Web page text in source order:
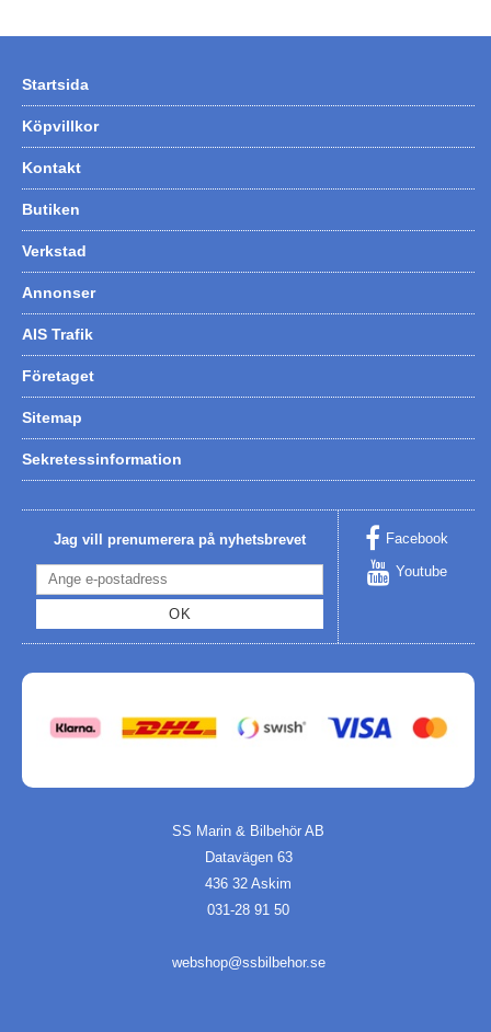
Startsida
Köpvillkor
Kontakt
Butiken
Verkstad
Annonser
AIS Trafik
Företaget
Sitemap
Sekretessinformation
Jag vill prenumerera på nyhetsbrevet
OK
Facebook
Youtube
SS Marin & Bilbehör AB
Datavägen 63
436 32 Askim
031-28 91 50
webshop@ssbilbehor.se